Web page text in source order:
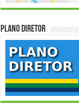
Plano Diretor